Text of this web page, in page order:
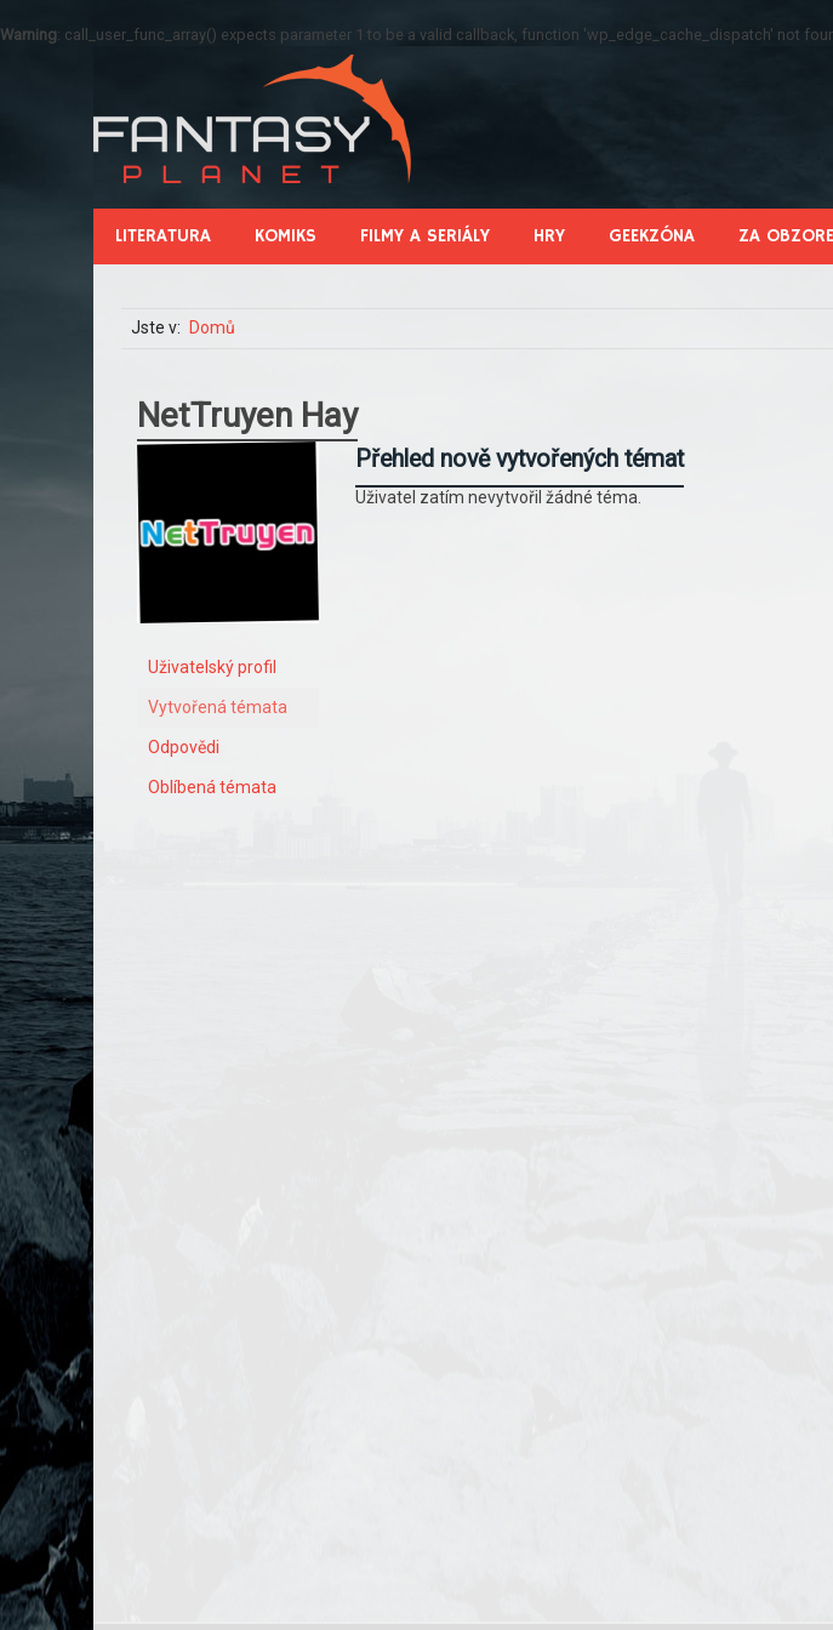
Warning: call_user_func_array() expects parameter 1 to be a valid callback, function 'wp_edge_cache_dispatch' not
LITERATURA KOMIKS FILMY A SERIÁLY HRY GEEKZÓNA ZA
Jste v: Domů
NetTruyen Hay
Uživatelský profil
Vytvořená témata
Odpovědi
Oblíbená témata
Přehled nově vytvořených témat
Uživatel zatím nevytvořil žádné téma.